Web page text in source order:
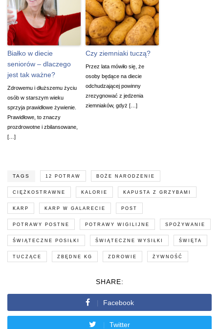
Białko w diecie
seniorów – dlaczego
jest tak ważne?
Zdrowemu i dłuższemu życiu
osób w starszym wieku
sprzyja prawidłowe żywienie.
Prawidłowe, to znaczy
prozdrowotne i zbilansowane,
[…]
Czy ziemniaki tuczą?
Przez lata mówiło się, że
osoby będące na diecie
odchudzającej powinny
zrezygnować z jedzenia
ziemniaków, gdyż […]
TAGS 12 POTRAW BOŻE NARODZENIE
CIĘŻKOSTRAWNE KALORIE KAPUSTA Z GRZYBAMI
KARP KARP W GALARECIE POST
POTRAWY POSTNE POTRAWY WIGILIJNE SPOŻYWANIE
ŚWIĄTECZNE POSIŁKI ŚWIĄTECZNE WYSIŁKI ŚWIĘTA
TUCZĄCE ZBĘDNE KG ZDROWIE ŻYWNOŚĆ
SHARE:
Facebook
Twitter